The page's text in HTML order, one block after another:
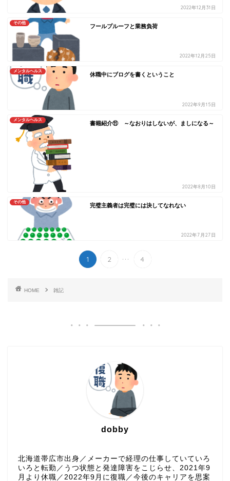
2022年12月31日
その他
フールプルーフと業務負荷
2022年12月25日
メンタルヘルス
休職中にブログを書くということ
2022年9月15日
メンタルヘルス
書籍紹介⑪ ～なおりはしないが、ましになる～
2022年8月10日
その他
完璧主義者は完璧には決してなれない
2022年7月27日
1 2 ... 4
HOME 雑記
dobby
北海道帯広市出身／メーカーで経理の仕事していていろ
いろと転勤／うつ状態と発達障害をこじらせ、2021年9
月より休職／2022年9月に復職／今後のキャリアを思案